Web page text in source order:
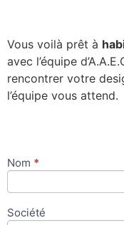
Vous voilà prêt à
avec l’équipe
rencontrer votre
l’équipe vous attend.
Contact
Nom *
Société